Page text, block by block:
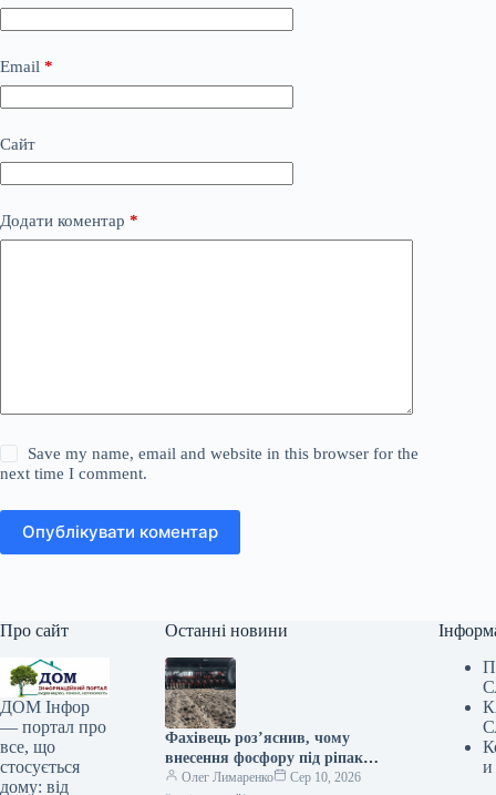
Email *
Сайт
Додати коментар *
Save my name, email and website in this browser for the
next time I comment.
Опублікувати коментар
Про сайт
ДОМ Інфор
— портал про
все, що
стосується
дому: від
Останні новини
Фахівець роз’яснив, чому
внесення фосфору під ріпак
доцільніше до або в момент
Олег Лимаренко
Сер 10, 2026
и